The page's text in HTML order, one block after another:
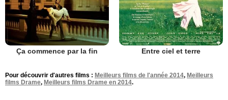
Ça commence par la fin Entre ciel et terre
Pour découvrir d'autres films : Meilleurs films de l'année 2014, Meilleurs
films Drame, Meilleurs films Drame en 2014.